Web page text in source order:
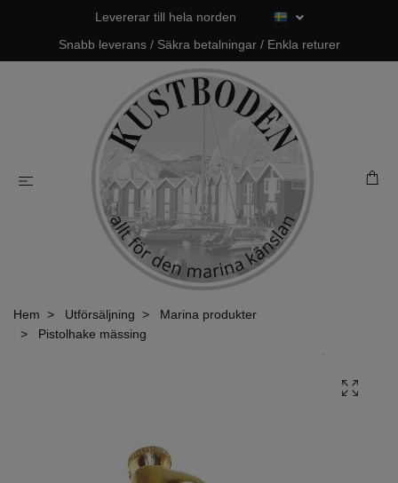
Levererar till hela norden
Snabb leverans / Säkra betalningar / Enkla returer
Hem Utförsäljning
Marina produkter
Pistolhake mässing